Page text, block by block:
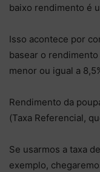
baixo rendimento é
Isso acontece por
basear o
menor ou igual a
Rendimento da
(Taxa Referencial,
Se usarmos a taxa
exemplo,